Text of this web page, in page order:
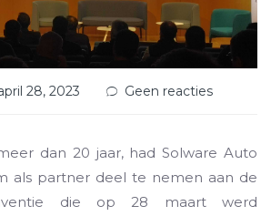
28, 2023 Geen reacties
dan 20 jaar, had Solware Auto
als partner deel te nemen aan de
die op 28 maart werd